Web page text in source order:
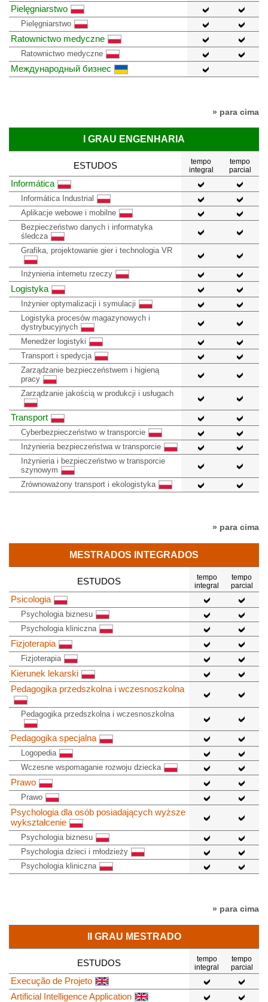
Pielęgniarstwo
Pielęgniarstwo
Ratownictwo medyczne
Ratownictwo medyczne
Международный бизнес
» para cima
I GRAU ENGENHARIA
ESTUDOS
tempo
integral
tempo
parcial
Informática
Informática Industrial
Aplikacje webowe i mobilne
Bezpieczeństwo danych i informatyka
śledcza
Grafika, projektowanie gier i technologia VR
Inżynieria internetu rzeczy
Logistyka
Inżynier optymalizacji i symulacji
Logistyka procesów magazynowych i
dystrybucyjnych
Menedżer logistyki
Transport i spedycja
Zarządzanie bezpieczeństwem i higieną
pracy
Zarządzanie jakością w produkcji i usługach
Transport
Cyberbezpieczeństwo w transporcie
Inżynieria bezpieczeństwa w transporcie
Inżynieria i bezpieczeństwo w transporcie
szynowym
Zrównoważony transport i ekologistyka
» para cima
MESTRADOS INTEGRADOS
ESTUDOS
tempo
integral
tempo
parcial
Psicologia
Psychologia biznesu
Psychologia kliniczna
Fizjoterapia
Fizjoterapia
Kierunek lekarski
Pedagogika przedszkolna i wczesnoszkolna
Pedagogika przedszkolna i wczesnoszkolna
Pedagogika specjalna
Logopedia
Wczesne wspomaganie rozwoju dziecka
Prawo
Prawo
Psychologia dla osób posiadających wyższe
wykształcenie
Psychologia biznesu
Psychologia dzieci i młodzieży
Psychologia kliniczna
» para cima
II GRAU MESTRADO
ESTUDOS
tempo
integral
tempo
parcial
Execução de Projeto
Artificial Intelligence Application